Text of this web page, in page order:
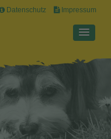
Datenschutz Impressum